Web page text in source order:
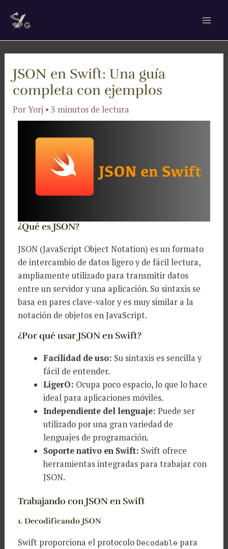
JSON en Swift: Una guía
completa con ejemplos
PorYorj •3 minutos de lectura
¿Qué es JSON?
JSON (JavaScript Object Notation) es un formato
de intercambio de datos ligero y de fácil lectura,
ampliamente utilizado para transmitir datos
entre un servidor y una aplicación. Su sintaxis se
basa en pares clave-valor y es muy similar a la
notación de objetos en JavaScript.
¿Por qué usar JSON en Swift?
Facilidad de uso: Su sintaxis es sencilla y
fácil de entender.
LigerO: Ocupa poco espacio, lo que lo hace
ideal para aplicaciones móviles.
Independiente del lenguaje: Puede ser
utilizado por una gran variedad de
lenguajes de programación.
Soporte nativo en Swift: Swift ofrece
herramientas integradas para trabajar con
JSON.
Trabajando con JSON en Swift
1. Decodificando JSON
Swift proporciona el protocolo Decodable para
de